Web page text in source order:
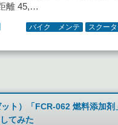
離 45,…
バイク メンテ スクー
ト）「FCR-062 燃料添加剤
てみた